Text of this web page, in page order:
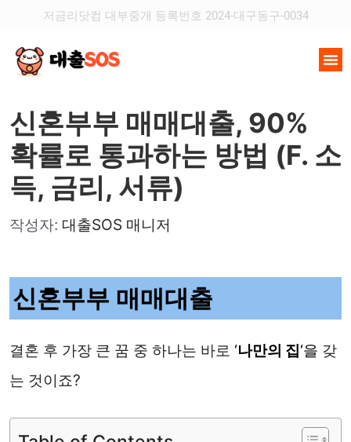
저금리닷컴 대부중개 등록번호 2024-대구동구-0034
신혼부부 매매대출, 90%
확률로 통과하는 방법 (F. 소
득, 금리, 서류)
작성자: 대출SOS 매니저
신혼부부 매매대출
결혼 후 가장 큰 꿈 중 하나는 바로 ‘나만의 집‘을 갖
는 것이죠?